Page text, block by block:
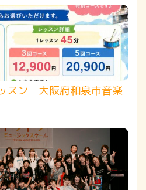
スン 大阪府和泉市音楽